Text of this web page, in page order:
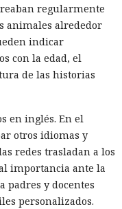
regularmente
animales alrededor
indicar
con la edad, el
de las historias
en inglés. En el
otros idiomas y
redes trasladan a los
importancia ante la
padres y docentes
personalizados.